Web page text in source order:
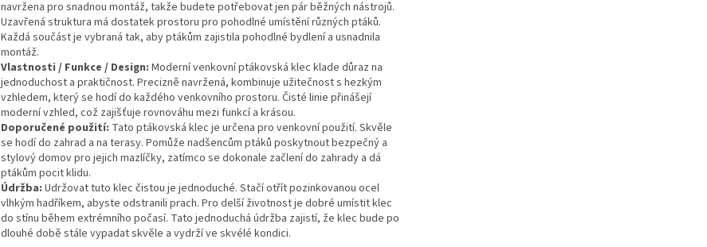
navržena pro snadnou montáž, takže budete potřebovat jen pár běžných nástrojů.
Uzavřená struktura má dostatek prostoru pro pohodlné umístění různých ptáků.
Každá součást je vybraná tak, aby ptákům zajistila pohodlné bydlení a usnadnila
montáž.
Vlastnosti / Funkce / Design: Moderní venkovní ptákovská klec klade důraz na
jednoduchost a praktičnost. Precizně navržená, kombinuje užitečnost s hezkým
vzhledem, který se hodí do každého venkovního prostoru. Čisté linie přinášejí
moderní vzhled, což zajišťuje rovnováhu mezi funkcí a krásou.
Doporučené použití: Tato ptákovská klec je určena pro venkovní použití. Skvěle
se hodí do zahrad a na terasy. Pomůže nadšencům ptáků poskytnout bezpečný a
stylový domov pro jejich mazlíčky, zatímco se dokonale začlení do zahrady a dá
ptákům pocit klidu.
Údržba: Udržovat tuto klec čistou je jednoduché. Stačí otřít pozinkovanou ocel
vlhkým hadříkem, abyste odstranili prach. Pro delší životnost je dobré umístit klec
do stínu během extrémního počasí. Tato jednoduchá údržba zajistí, že klec bude po
dlouhé době stále vypadat skvěle a vydrží ve skvélé kondici.